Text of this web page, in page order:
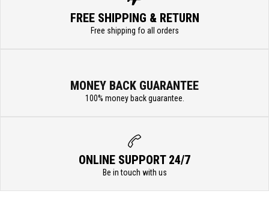
FREE SHIPPING & RETURN
Free shipping fo all orders
MONEY BACK GUARANTEE
100% money back guarantee.
ONLINE SUPPORT 24/7
Be in touch with us